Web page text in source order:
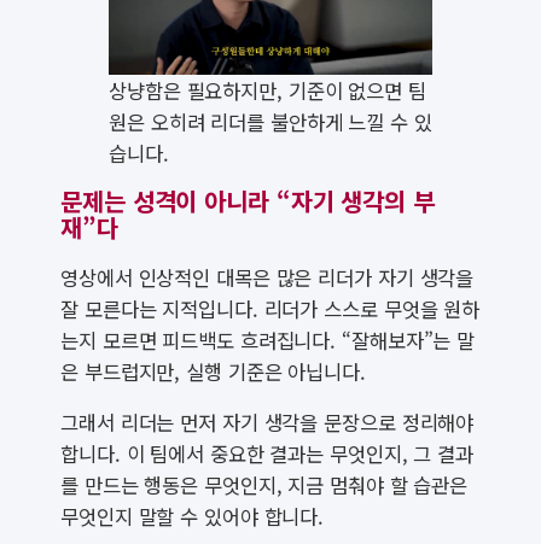
상냥함은 필요하지만, 기준이 없으면 팀
원은 오히려 리더를 불안하게 느낄 수 있
습니다.
문제는 성격이 아니라 “자기 생각의 부
재”다
영상에서 인상적인 대목은 많은 리더가 자기 생각을
잘 모른다는 지적입니다. 리더가 스스로 무엇을 원하
는지 모르면 피드백도 흐려집니다. “잘해보자”는 말
은 부드럽지만, 실행 기준은 아닙니다.
그래서 리더는 먼저 자기 생각을 문장으로 정리해야
합니다. 이 팀에서 중요한 결과는 무엇인지, 그 결과
를 만드는 행동은 무엇인지, 지금 멈춰야 할 습관은
무엇인지 말할 수 있어야 합니다.